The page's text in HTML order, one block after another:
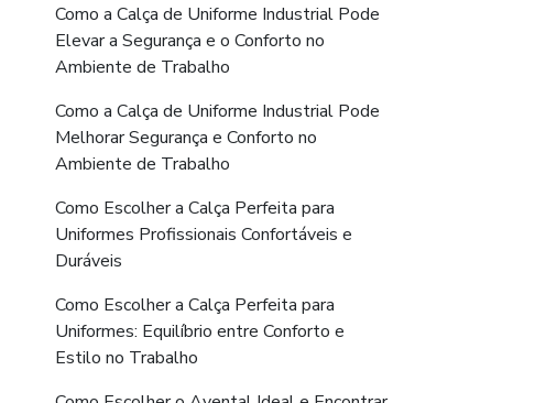
Como a Calça de Uniforme Industrial Pode
Elevar a Segurança e o Conforto no
Ambiente de Trabalho
Como a Calça de Uniforme Industrial Pode
Melhorar Segurança e Conforto no
Ambiente de Trabalho
Como Escolher a Calça Perfeita para
Uniformes Profissionais Confortáveis e
Duráveis
Como Escolher a Calça Perfeita para
Uniformes: Equilíbrio entre Conforto e
Estilo no Trabalho